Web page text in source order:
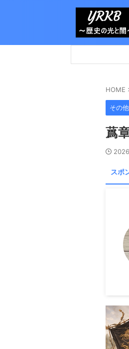
HOME
その他
蔿
スポ